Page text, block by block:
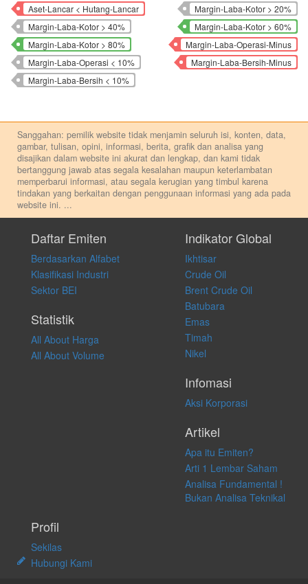
Aset-Lancar < Hutang-Lancar
Margin-Laba-Kotor > 20%
Margin-Laba-Kotor > 40%
Margin-Laba-Kotor > 60%
Margin-Laba-Kotor > 80%
Margin-Laba-Operasi-Minus
Margin-Laba-Operasi < 10%
Margin-Laba-Bersih-Minus
Margin-Laba-Bersih < 10%
Sanggahan: pemilik website tidak menjamin seluruh isi, konten, data,
gambar, tulisan, opini, informasi, berita, grafik dan analisa yang
disajikan dalam website ini akurat dan lengkap, dan kami tidak
bertanggung jawab atas segala kesalahan maupun keterlambatan
memperbarui informasi, atau segala kerugian yang timbul karena
tindakan yang berkaitan dengan penggunaan informasi yang ada pada
website ini. ...
pribadi. Kami tidak memberi anjuran, saran, rekomendasi untuk
membeli, menjual atau melakukan aktivitas lain yang terkait dengan
transaksi perdagangan apapun, dan kami tidak bertanggung jawab
atas keputusan investasi yang dilakukan dalam kondisi dan situasi
apapun juga, yang diakibatkan secara langsung maupun tidak
langsung atas konten pada website ini.
Daftar Emiten
Berdasarkan Alfabet
Klasifikasi Industri
Sektor BEI
Statistik
All About Harga
All About Volume
Indikator Global
Ikhtisar
Crude Oil
Brent Crude Oil
Batubara
Emas
Timah
Nikel
Infomasi
Aksi Korporasi
Artikel
Apa itu Emiten?
Arti 1 Lembar Saham
Analisa Fundamental !
Bukan Analisa Teknikal
Profil
Sekilas
Hubungi Kami